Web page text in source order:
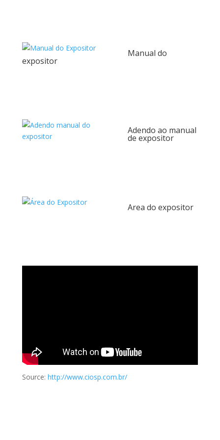
Manual do
expositor
Adendo ao manual
de expositor
Area do expositor
Source: http://www.ciosp.com.br/